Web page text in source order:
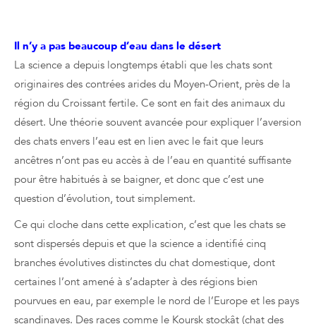
Il n’y a pas beaucoup d’eau dans le désert
La science a depuis longtemps établi que les chats sont
originaires des contrées arides du Moyen-Orient, près de la
région du Croissant fertile. Ce sont en fait des animaux du
désert. Une théorie souvent avancée pour expliquer l’aversion
des chats envers l’eau est en lien avec le fait que leurs
ancêtres n’ont pas eu accès à de l’eau en quantité suffisante
pour être habitués à se baigner, et donc que c’est une
question d’évolution, tout simplement.
Ce qui cloche dans cette explication, c’est que les chats se
sont dispersés depuis et que la science a identifié cinq
branches évolutives distinctes du chat domestique, dont
certaines l’ont amené à s’adapter à des régions bien
pourvues en eau, par exemple le nord de l’Europe et les pays
scandinaves. Des races comme le Koursk stockât (chat des